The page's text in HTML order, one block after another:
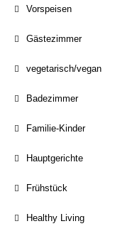
Vorspeisen
Gästezimmer
vegetarisch/vegan
Badezimmer
Familie-Kinder
Hauptgerichte
Frühstück
Healthy Living